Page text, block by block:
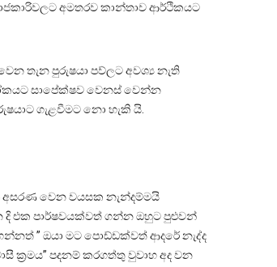
අමතරව කාන්තාව ආර්ථිකයට
තැන පුරුෂයා පව්ලට අවශ්‍ය නැති
සාපේක්ෂව වෙනස් වෙන්න
ගැළවීමට නො හැකි යි.
අසරණ වෙන වයසක නැන්දම්මයි
එක පාර්ෂවයක්වත් ගන්න ඔහුට පුළුවන්
” ඔයා මට පොඩ්ඩක්වත් ආදරේ නැද්ද
ක්‍රමය” පදනම් කරගත්තු වුවාහ අද වන